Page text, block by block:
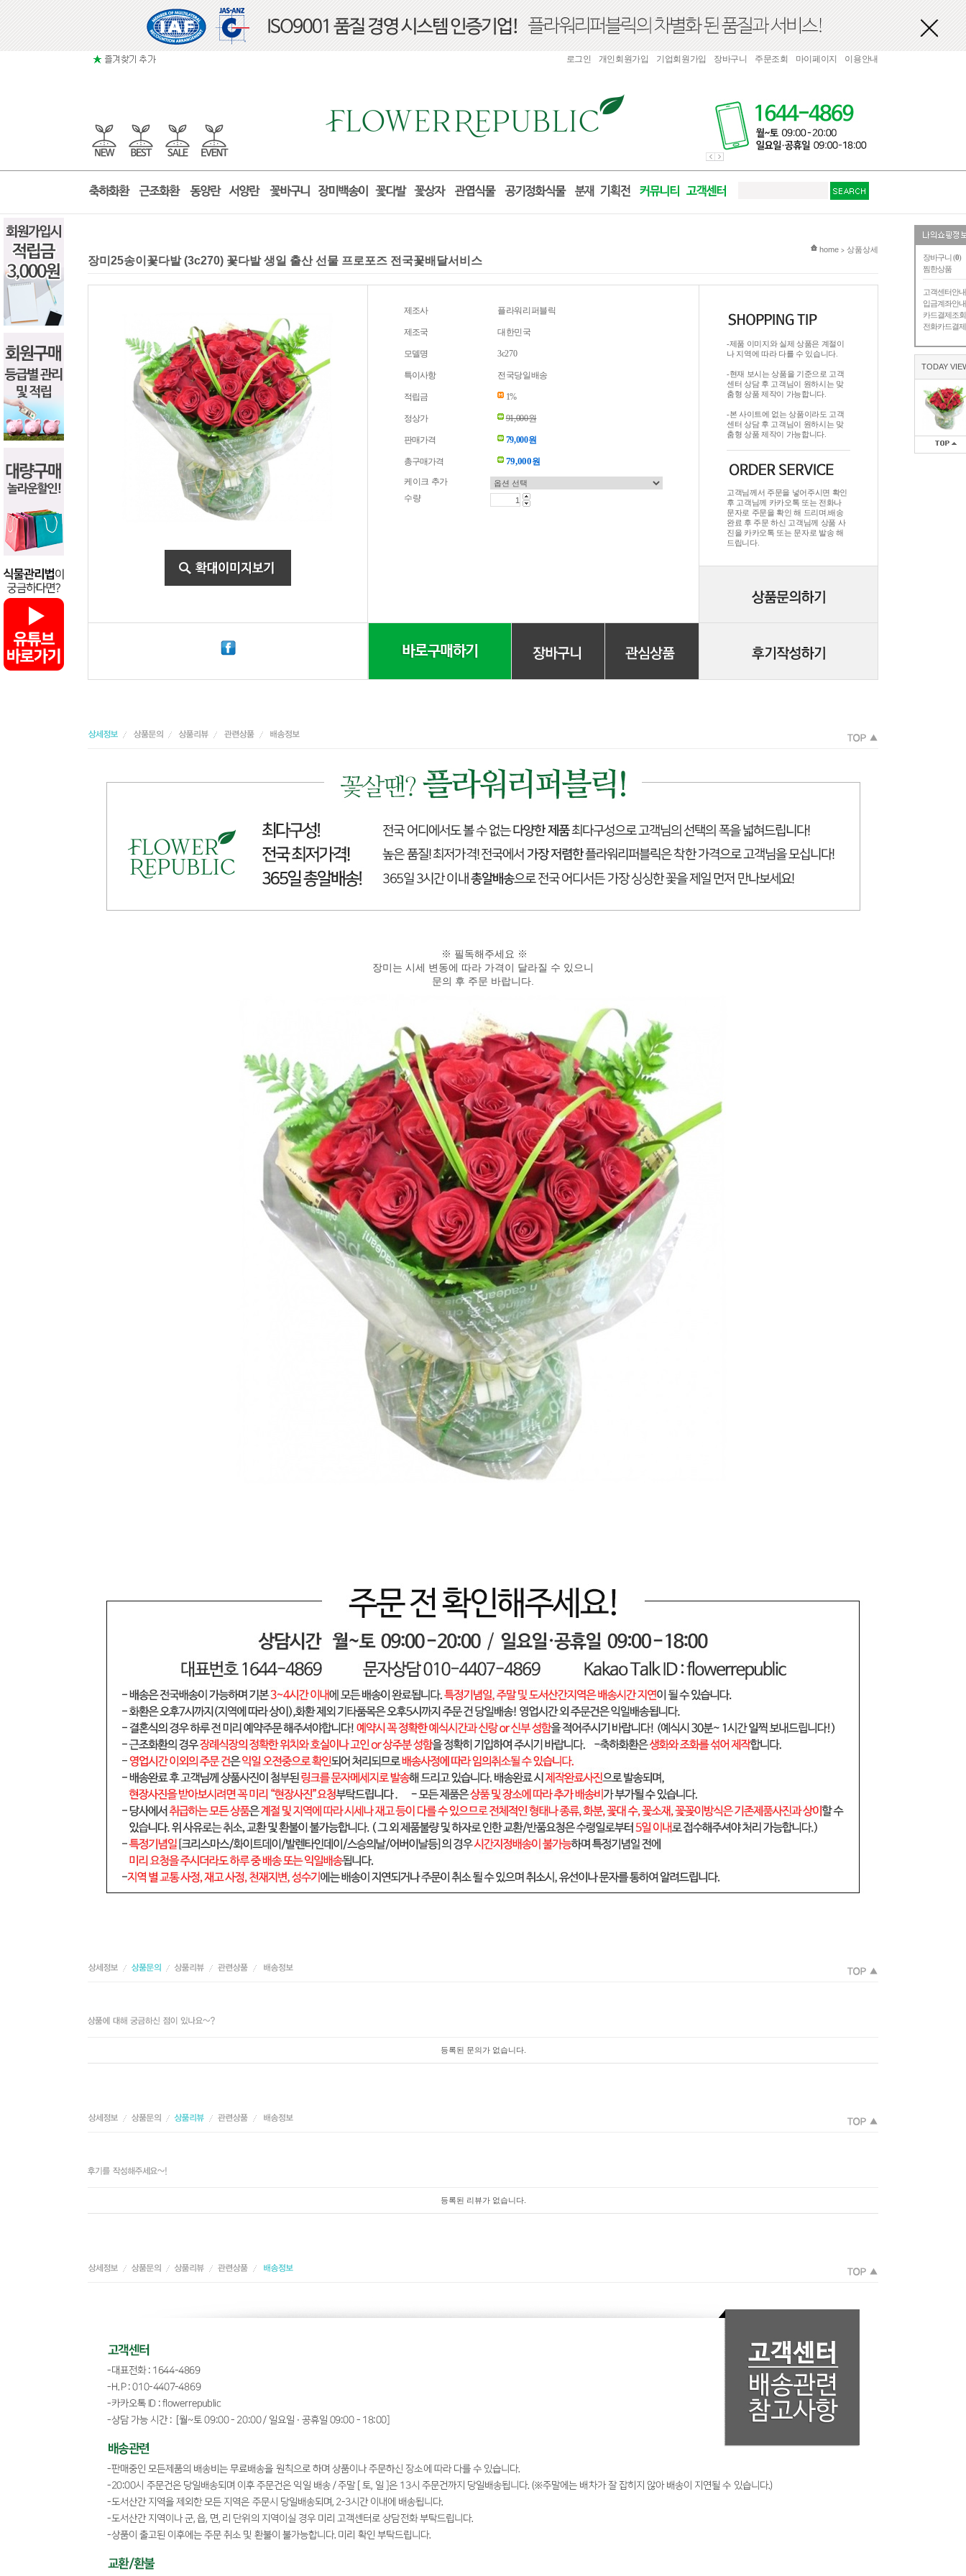
장바구니 (0)
찜한상품
고객센터안내
입금계좌안내
카드결제조회
전화카드결제
TODAY
로그인 개인회원가입 기업회원가입 장바구니 주문조회 마이페이지 이용안내
현재 위치
home > 상품상세
장미25송이꽃다발 (3c270) 꽃다발 생일 출산 선물 프로포즈 전국꽃배달서비스
제조사 플라워리퍼블릭
제조국 대한민국
모델명 3c270
특이사항 전국당일배송
적립금 1%
정상가 91,000원
판매가격 79,000원
총구매가격 79,000원
케이크 추가
수량
-제품 이미지와 실제 상품은 계절이
나 지역에 따라 다를 수 있습니다.
-현재 보시는 상품을 기준으로 고객
센터 상담 후 고객님이 원하시는 맞
춤형 상품 제작이 가능합니다.
-본 사이트에 없는 상품이라도 고객
센터 상담 후 고객님이 원하시는 맞
춤형 상품 제작이 가능합니다.
고객님께서 주문을 넣어주시면 확인
후 고객님께 카카오톡 또는 전화나
문자로 주문을 확인 해 드리며.배송
완료 후 주문 하신 고객님께 상품 사
진을 카카오톡 또는 문자로 발송 해
드립니다.
※ 필독해주세요 ※
장미는 시세 변동에 따라 가격이 달라질 수 있으니
문의 후 주문 바랍니다.
등록된 문의가 없습니다.
등록된 리뷰가 없습니다.